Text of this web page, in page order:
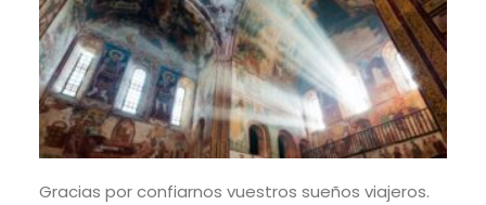
Gracias por confiarnos vuestros sueños viajeros.